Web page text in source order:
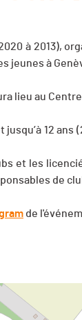
à 2013),
jeunes à
lieu au
12
et les
de
de